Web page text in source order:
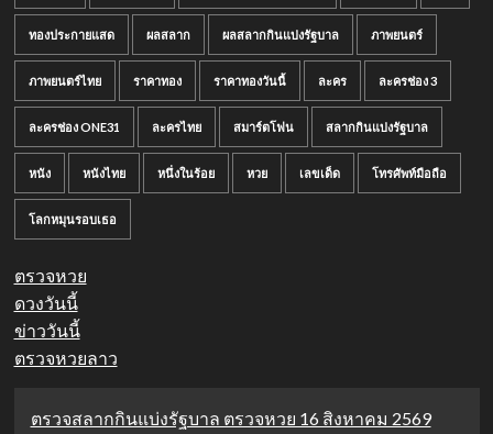
ทองประกายแสด ผลสลาก ผลสลากกินแบ่งรัฐบาล ภาพยนตร์
ภาพยนตร์ไทย ราคาทอง ราคาทองวันนี้ ละคร ละครช่อง 3
ละครช่อง ONE31 ละครไทย สมาร์ตโฟน สลากกินแบ่งรัฐบาล
หนัง หนังไทย หนึ่งในร้อย หวย เลขเด็ด โทรศัพท์มือถือ
โลกหมุนรอบเธอ
ตรวจหวย
ดวงวันนี้
ข่าววันนี้
ตรวจหวยลาว
ตรวจสลากกินแบ่งรัฐบาล ตรวจหวย 16 สิงหาคม 2569